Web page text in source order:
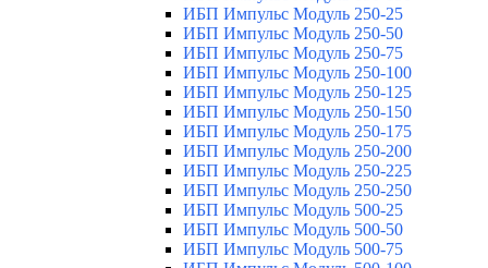
ИБП Импульс Модуль 250-25
ИБП Импульс Модуль 250-50
ИБП Импульс Модуль 250-75
ИБП Импульс Модуль 250-100
ИБП Импульс Модуль 250-125
ИБП Импульс Модуль 250-150
ИБП Импульс Модуль 250-175
ИБП Импульс Модуль 250-200
ИБП Импульс Модуль 250-225
ИБП Импульс Модуль 250-250
ИБП Импульс Модуль 500-25
ИБП Импульс Модуль 500-50
ИБП Импульс Модуль 500-75